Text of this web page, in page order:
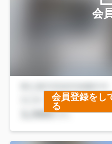
会
会員登録をし
る